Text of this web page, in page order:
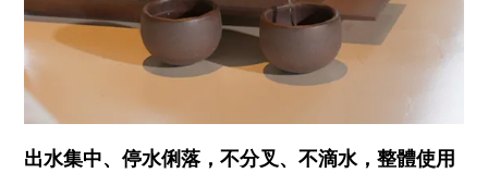
出水集中、停水俐落，不分叉、不滴水，整體使用